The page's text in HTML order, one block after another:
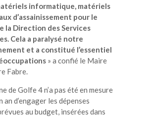
informatique, matériels
d’assainissement pour le
la Direction des Services
Cela a paralysé notre
et a constitué l’essentiel
» a confié le Maire
Fabre.
de Golfe 4 n’a pas été en mesure
an d’engager les dépenses
au budget, insérées dans